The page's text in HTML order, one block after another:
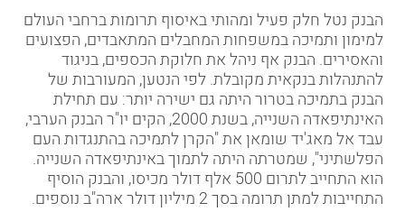
הבנק נטל חלק פעיל ומהותי באיסוף תרומות ברחבי העולם
למימון ותמיכה במשפחות המחבלים המתאבדים, הפצועים
והאסירים. הבנק אף ניהל את חלוקת הכספים, בניגוד
להתנהלות בנקאית מקובלת. לפי הנטען, המעורבות של
הבנק בתמיכה בטרור היתה גם ישירה יותר: עם תחילת
האינתיפאדה השנייה, בשנת 2000, הקים יו"ר הבנק הערבי,
עבד אל מאג'יד שומאן את "הקרן לתמיכה בהתנגדות העם
הפלשתיני", שמטרתה היתה לתמוך באינתיפאדה השנייה.
הוא התחייב לתרום 500 אלף דולר מכיסו, והבנק הוסיף
התחייבות למתן תרומה בסך 2 מיליון דולר ארה"ב נוספים.